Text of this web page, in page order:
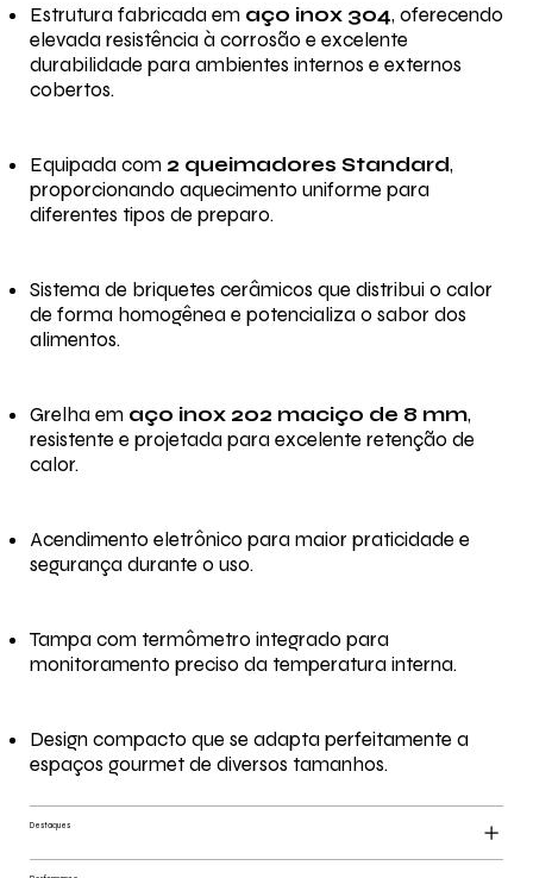
Estrutura fabricada em aço inox 304, oferecendo
elevada resistência à corrosão e excelente
durabilidade para ambientes internos e externos
cobertos.
Equipada com 2 queimadores Standard,
proporcionando aquecimento uniforme para
diferentes tipos de preparo.
Sistema de briquetes cerâmicos que distribui o calor
de forma homogênea e potencializa o sabor dos
alimentos.
Grelha em aço inox 202 maciço de 8 mm,
resistente e projetada para excelente retenção de
calor.
Acendimento eletrônico para maior praticidade e
segurança durante o uso.
Tampa com termômetro integrado para
monitoramento preciso da temperatura interna.
Design compacto que se adapta perfeitamente a
espaços gourmet de diversos tamanhos.
Destaques